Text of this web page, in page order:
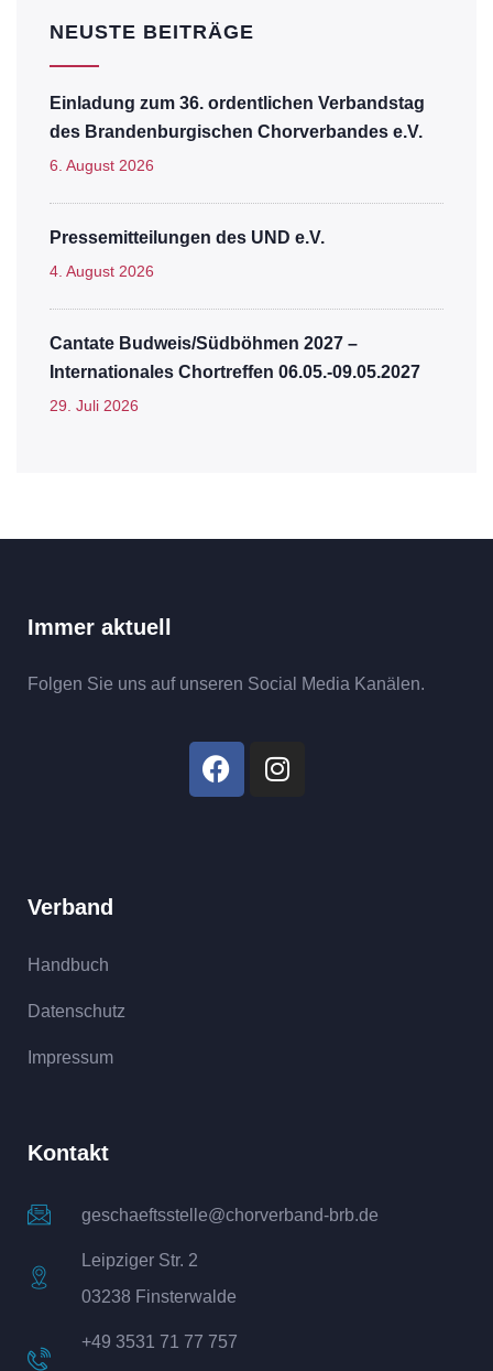
NEUSTE BEITRÄGE
Einladung zum 36. ordentlichen Verbandstag
des Brandenburgischen Chorverbandes e.V.
6. August 2026
Pressemitteilungen des UND e.V.
4. August 2026
Cantate Budweis/Südböhmen 2027 –
Internationales Chortreffen 06.05.-09.05.2027
29. Juli 2026
Immer aktuell
Folgen Sie uns auf unseren Social Media Kanälen.
Verband
Handbuch
Datenschutz
Impressum
Kontakt
geschaeftsstelle@chorverband-brb.de
Leipziger Str. 2
03238 Finsterwalde
+49 3531 71 77 757